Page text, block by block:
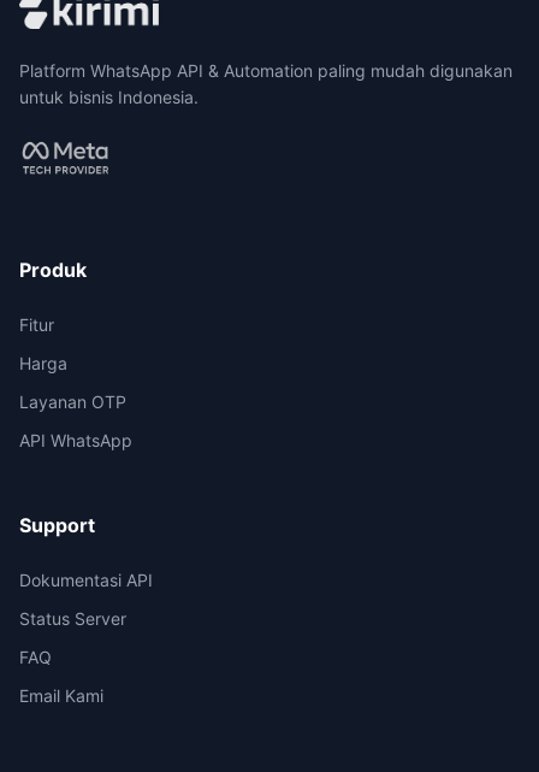
Platform WhatsApp API & Automation paling mudah digunakan
untuk bisnis Indonesia.
Produk
Fitur
Harga
Layanan OTP
API WhatsApp
Support
Dokumentasi API
Status Server
FAQ
Email Kami